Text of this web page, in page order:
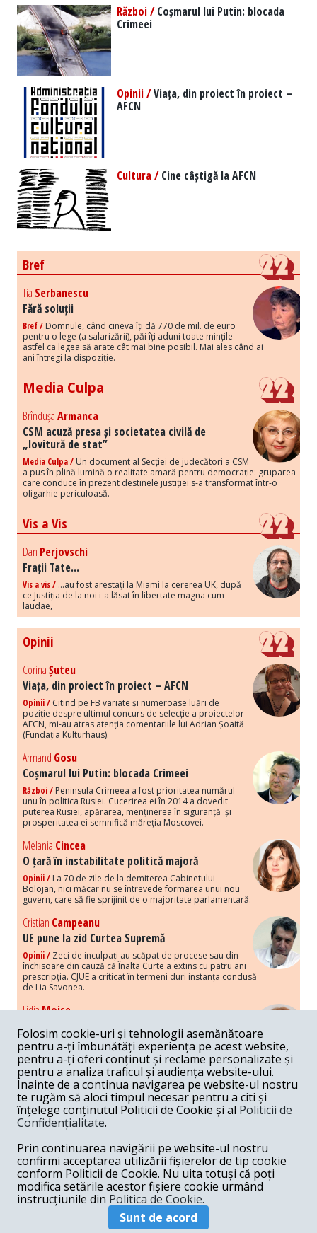
Război /Coșmarul lui Putin: blocada
Crimeei
Opinii /Viața, din proiect în proiect –
AFCN
Cultura /Cine câștigă la AFCN
Bref
Tia Serbanescu
Fără soluții
Bref / Domnule, când cineva îți dă 770 de mil. de euro
pentru o lege (a salarizării), păi îți aduni toate mințile
astfel ca legea să arate cât mai bine posibil. Mai ales când ai
ani întregi la dispoziție.
Media Culpa
BrîndușaArmanca
CSM acuză presa și societatea civilă de
„lovitură de stat”
Media Culpa / Un document al Secției de judecători a CSM
a pus în plină lumină o realitate amară pentru democrație: gruparea
care conduce în prezent destinele justiției s-a transformat într-o
oligarhie periculoasă.
Vis a Vis
Dan Perjovschi
Frații Tate...
Vis a vis / ...au fost arestați la Miami la cererea UK, după
ce Justiția de la noi i-a lăsat în libertate magna cum
laudae,
Opinii
CorinaȘuteu
Viața, din proiect în proiect – AFCN
Opinii / Citind pe FB variate și numeroase luări de
poziție despre ultimul concurs de selecție a proiectelor
AFCN, mi-au atras atenția comentariile lui Adrian Șoaită
(Fundația Kulturhaus).
Armand Gosu
Coșmarul lui Putin: blocada Crimeei
Război / Peninsula Crimeea a fost prioritatea numărul
unu în politica Rusiei. Cucerirea ei în 2014 a dovedit
puterea Rusiei, apărarea, menținerea în siguranță și
prosperitatea ei semnifică măreția Moscovei.
Melania Cincea
O țară în instabilitate politică majoră
Opinii / La 70 de zile de la demiterea Cabinetului
Bolojan, nici măcar nu se întrevede formarea unui nou
guvern, care să fie sprijinit de o majoritate parlamentară.
Cristian Campeanu
UE pune la zid Curtea Supremă
Opinii / Zeci de inculpați au scăpat de procese sau din
închisoare din cauză că Înalta Curte a extins cu patru ani
prescripția. CJUE a criticat în termeni duri instanța condusă
de Lia Savonea.
LidiaMoise
Costurile economice ale haosului politic
Opinii / Economia nu poate rezista cu retorica falsă a
susținerii intereselor poporului, care, de fapt, ascunde
obsesia menținerii privilegiilor și a averilor unor caste.
Melania Cincea
Noi puseuri de xenofobie din partea românilor
„neaoși”
Periodic, în spațiul public sunt voci care lansează
mesaje xenofobe la adresa câte unui politician care deranjează un
anumit grup politico-mediatic, într-un anumit moment.
ArmandGosu
Unirea cu Moldova: modele istorice
Unirea cu Moldova depinde de intensitatea
amenințării haosului și anarhiei de dincolo de Nistru.
Folosim cookie-uri și tehnologii asemănătoare
pentru a-ți îmbunătăți experiența pe acest website,
pentru a-ți oferi conținut și reclame personalizate și
pentru a analiza traficul și audiența website-ului.
Înainte de a continua navigarea pe website-ul nostru
te rugăm să aloci timpul necesar pentru a citi și
înțelege conținutul Politicii de Cookie și al Politicii de
Confidențialitate.
Prin continuarea navigării pe website-ul nostru
confirmi acceptarea utilizării fișierelor de tip cookie
conform Politicii de Cookie. Nu uita totuși că poți
modifica setările acestor fișiere cookie urmând
instrucțiunile din Politica de Cookie.
Sunt de acord